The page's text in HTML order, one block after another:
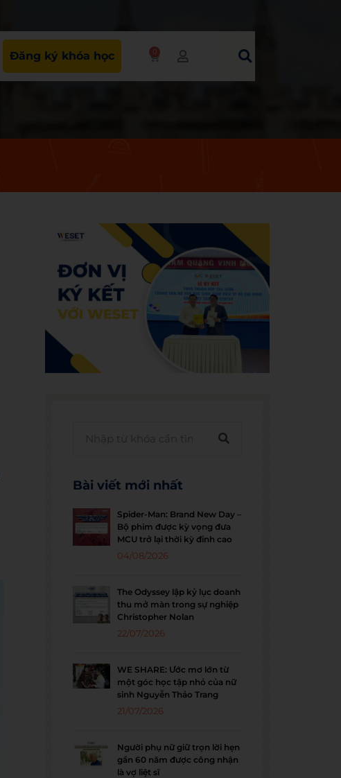
Đăng ký khóa học 0
Bài viết mới nhất
Spider-Man: Brand New Day –
Bộ phim được kỳ vọng đưa
MCU trở lại thời kỳ đỉnh cao
04/08/2026
The Odyssey lập kỷ lục doanh
thu mở màn trong sự nghiệp
Christopher Nolan
22/07/2026
WE SHARE: Ước mơ lớn từ
một góc học tập nhỏ của nữ
sinh Nguyễn Thảo Trang
21/07/2026
Người phụ nữ giữ trọn lời hẹn
gần 60 năm được công nhận
là vợ liệt sĩ